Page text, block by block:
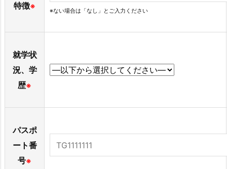
特徴※
※ない場合は「なし」とご入力ください
就学状
況、学
歴※
パスポ
ート番
号※